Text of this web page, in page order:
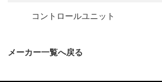
コントロールユニット
メーカー一覧へ戻る